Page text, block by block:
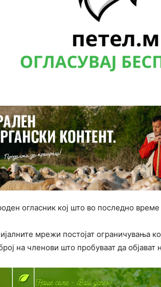
огласник кој што во последно
мрежи постојат ограничувања
на членови што пробуваат да